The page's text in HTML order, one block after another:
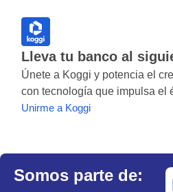
Lleva tu banco al
Únete a Koggi y potencia el
con tecnología que impulsa el
Unirme a Koggi
Somos parte de: